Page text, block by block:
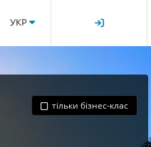
УКР
тільки бізнес-клас